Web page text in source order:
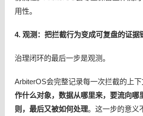
用性。
4. 观测：把拦截行为变成可复盘的证据
治理闭环的最后一步是观测。
ArbiterOS会完整记录每一次拦截的上下
作什么对象，数据从哪里来，要流向哪
则，最后又被如何处理。这一步的意义